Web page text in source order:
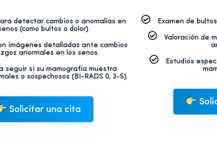
detectar cambios o anomalías en
(como bultos o dolor).
imágenes detalladas ante cambios
anormales en los senos.
seguir si su mamografía muestra
o sospechosos (BI-RADS 0, 3-5).
Solicitar una cita
Examen de
Valoración de
Estudios